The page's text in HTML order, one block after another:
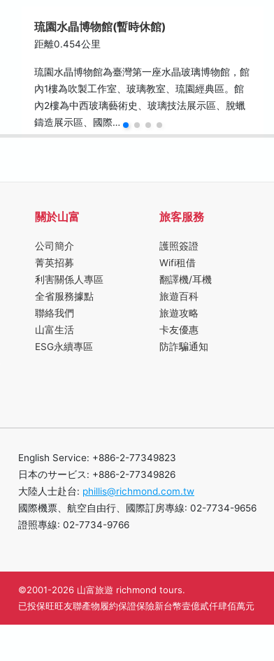
琉園水晶博物館(暫時休館)
距離0.454公里
琉園水晶博物館為臺灣第一座水晶玻璃博物館，館
內1樓為吹製工作室、玻璃教室、琉園經典區。館
內2樓為中西玻璃藝術史、玻璃技法展示區、脫蠟
鑄造展示區、國際…
關於山富
公司簡介
菁英招募
利害關係人專區
全省服務據點
聯絡我們
山富生活
ESG永續專區
旅客服務
護照簽證
Wifi租借
翻譯機/耳機
旅遊百科
旅遊攻略
卡友優惠
防詐騙通知
English Service: +886-2-77349823
日本のサービス: +886-2-77349826
大陸人士赴台: phillis@richmond.com.tw
國際機票、航空自由行、國際訂房專線: 02-7734-9656
證照專線: 02-7734-9766
©2001-2026 山富旅遊 richmond tours.
已投保旺旺友聯產物履約保證保險新台幣壹億貳仟肆佰萬元